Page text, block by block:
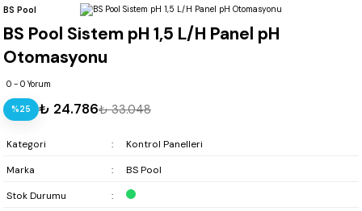
BS Pool
BS Pool Sistem pH 1,5 L/H Panel pH
Otomasyonu
0 - 0 Yorum
%25 ₺ 24.786₺ 33.048
Kategori
Kontrol Panelleri
Marka
BS Pool
Stok Durumu